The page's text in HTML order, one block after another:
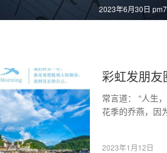
2023年6月30日
彩虹发朋友
常言道： “人生
花季的乔燕，因
2023年1月12日